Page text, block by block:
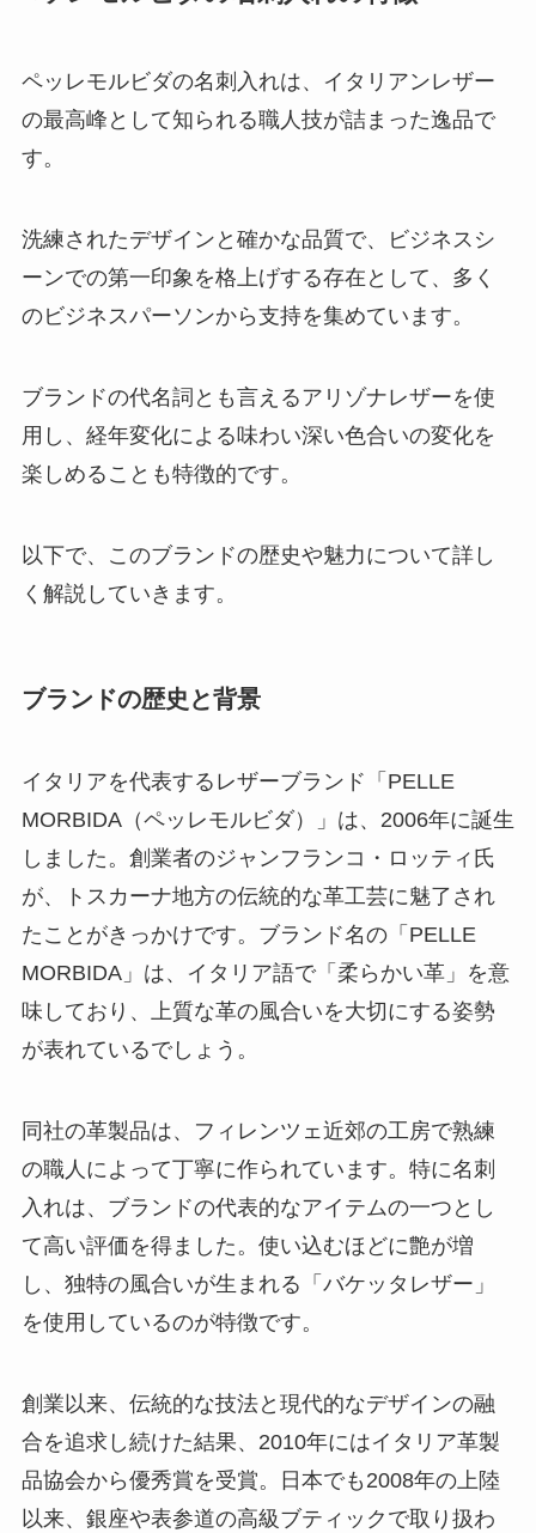
ヤンヤンつけボーパーティーの中
ポーラ楽天はなぜ安い？正規品？
本物？リンクルショットなど偽物
akippaのクーポンは？初回クーポ
ンやjafのクーポンコードなど最新
ピースボートの評判は？いじめは
は？大手企業からオファーをもら
シロアリ110番の口コミは？知恵
袋やブログなどリアルな評判につ
ペッレモルビダの名刺入れは、イタリアンレザー
の最高峰として知られる職人技が詰まった逸品で
す。
洗練されたデザインと確かな品質で、ビジネスシ
ーンでの第一印象を格上げする存在として、多く
のビジネスパーソンから支持を集めています。
ブランドの代名詞とも言えるアリゾナレザーを使
用し、経年変化による味わい深い色合いの変化を
楽しめることも特徴的です。
以下で、このブランドの歴史や魅力について詳し
く解説していきます。
ブランドの歴史と背景
イタリアを代表するレザーブランド「PELLE
MORBIDA（ペッレモルビダ）」は、2006年に誕生
しました。創業者のジャンフランコ・ロッティ氏
が、トスカーナ地方の伝統的な革工芸に魅了され
たことがきっかけです。ブランド名の「PELLE
MORBIDA」は、イタリア語で「柔らかい革」を意
味しており、上質な革の風合いを大切にする姿勢
が表れているでしょう。
同社の革製品は、フィレンツェ近郊の工房で熟練
の職人によって丁寧に作られています。特に名刺
入れは、ブランドの代表的なアイテムの一つとし
て高い評価を得ました。使い込むほどに艶が増
し、独特の風合いが生まれる「バケッタレザー」
を使用しているのが特徴です。
創業以来、伝統的な技法と現代的なデザインの融
合を追求し続けた結果、2010年にはイタリア革製
品協会から優秀賞を受賞。日本でも2008年の上陸
以来、銀座や表参道の高級ブティックで取り扱わ